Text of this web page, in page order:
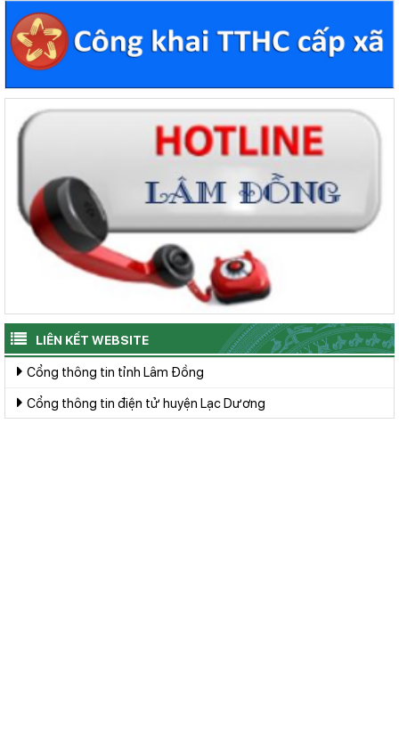
LIÊN KẾT WEBSITE
Cổng thông tin tỉnh Lâm Đồng
Cổng thông tin điện tử huyện Lạc Dương